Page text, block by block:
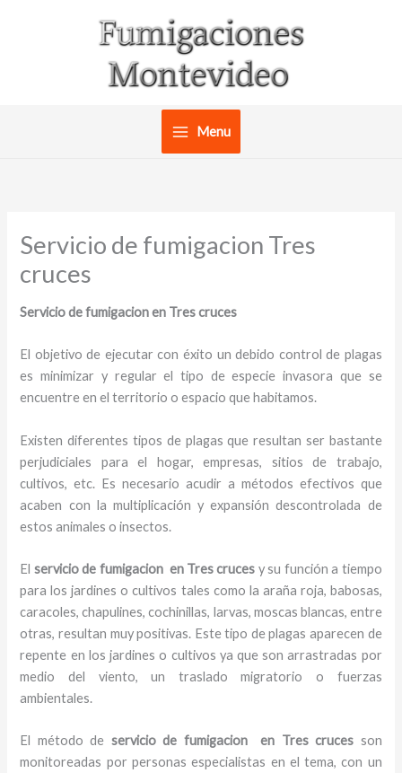
Menu
Servicio de fumigacion Tres
cruces
Servicio de fumigacion en Tres cruces
El objetivo de ejecutar con éxito un debido control de plagas
es minimizar y regular el tipo de especie invasora que se
encuentre en el territorio o espacio que habitamos.
Existen diferentes tipos de plagas que resultan ser bastante
perjudiciales para el hogar, empresas, sitios de trabajo,
cultivos, etc. Es necesario acudir a métodos efectivos que
acaben con la multiplicación y expansión descontrolada de
estos animales o insectos.
El servicio de fumigacion en Tres cruces y su función a tiempo
para los jardines o cultivos tales como la araña roja, babosas,
caracoles, chapulines, cochinillas, larvas, moscas blancas, entre
otras, resultan muy positivas. Este tipo de plagas aparecen de
repente en los jardines o cultivos ya que son arrastradas por
medio del viento, un traslado migratorio o fuerzas
ambientales.
El método de servicio de fumigacion en Tres cruces son
monitoreadas por personas especialistas en el tema, con un